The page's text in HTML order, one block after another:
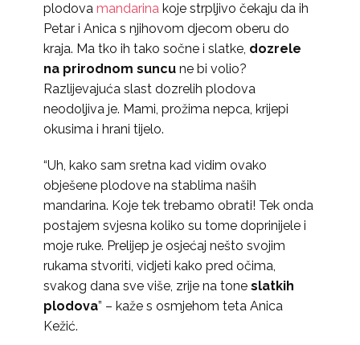
plodova mandarina koje strpljivo čekaju da ih
Petar i Anica s njihovom djecom oberu do
kraja. Ma tko ih tako sočne i slatke, dozrele
na prirodnom suncu ne bi volio?
Razlijevajuća slast dozrelih plodova
neodoljiva je. Mami, prožima nepca, krijepi
okusima i hrani tijelo.
“Uh, kako sam sretna kad vidim ovako
obješene plodove na stablima naših
mandarina. Koje tek trebamo obrati! Tek onda
postajem svjesna koliko su tome doprinijele i
moje ruke. Prelijep je osjećaj nešto svojim
rukama stvoriti, vidjeti kako pred očima,
svakog dana sve više, zrije na tone slatkih
plodova” – kaže s osmjehom teta Anica
Kežić.